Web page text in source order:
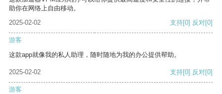
助你在网络上自由移动。
2025-02-02
支持[0] 反对[0]
游客
这款app就像我的私人助理，随时随地为我的办公提供帮助。
2025-02-02 支持[0] 反对[0]
游客